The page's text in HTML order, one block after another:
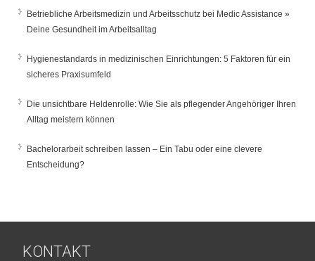
Betriebliche Arbeitsmedizin und Arbeitsschutz bei Medic Assistance »
Deine Gesundheit im Arbeitsalltag
Hygienestandards in medizinischen Einrichtungen: 5 Faktoren für ein
sicheres Praxisumfeld
Die unsichtbare Heldenrolle: Wie Sie als pflegender Angehöriger Ihren
Alltag meistern können
Bachelorarbeit schreiben lassen – Ein Tabu oder eine clevere
Entscheidung?
KONTAKT